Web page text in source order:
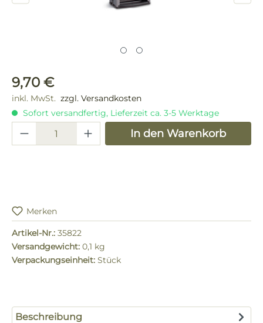
Regulärer Preis:
9,70 €
inkl. MwSt. zzgl. Versandkosten
Sofort versandfertig, Lieferzeit ca. 3-5 Werktage
Produkt Anzahl: Gib denIn den Warenkorb
Merken
Artikel-Nr.: 35822
Versandgewicht: 0,1 kg
Verpackungseinheit: Stück
Beschreibung